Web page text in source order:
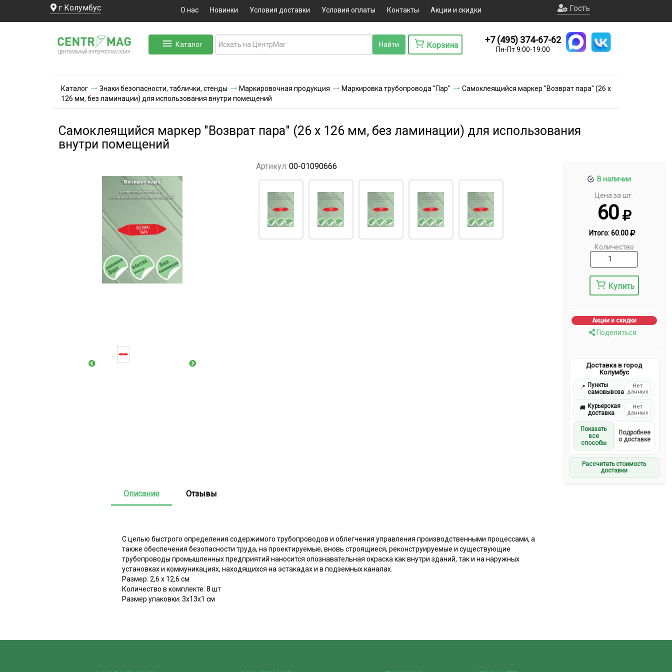
г Колумбус О нас Новинки Условия доставки Условия оплаты Контакты Акции и скидки Гость
ЦЕНТРАЛЬНЫЙ ИНТЕРНЕТ-МА ГАЗИН
Каталог Корзина
+7 (495) 374-67-62
Пн-Пт 9:00-19:00
Каталог Знаки безопасности, таблички, стенды Маркировочная продукция Маркировка трубопровода "Пар"
Самоклеящийся маркер "Возврат пара" (26 х
126 мм, без ламинации) для использования внутри помещений
Самоклеящийся маркер "Возврат пара" (26 х 126 мм, без ламинации) для использования
внутри помещений
В наличии
Цена за шт.
60
Итого:60.00
Количество
Купить
Акции и скидки
Поделиться
Доставка в город
Колумбус
📍 Пункты
самовывоза
Нет
данных
🚚 Курьерская
доставка
Нет
данных
Показать
все
способы
Подробнее
о доставке
Рассчитать стоимость
доставки
Артикул: 00-01090666
Описание Отзывы
С целью быстрого определения содержимого трубопроводов и облегчения управления производственными процессами, а
также обеспечения безопасности труда, на проектируемые, вновь строящиеся, реконструируемые и существующие
трубопроводы промышленных предприятий наносится опознавательная окраска как внутри зданий, так и на наружных
установках и коммуникациях, находящихся на эстакадах и в подземных каналах.
Размер: 2,6 х 12,6 см
Количество в комплекте: 8 шт
Размер упаковки: 3х13х1 см